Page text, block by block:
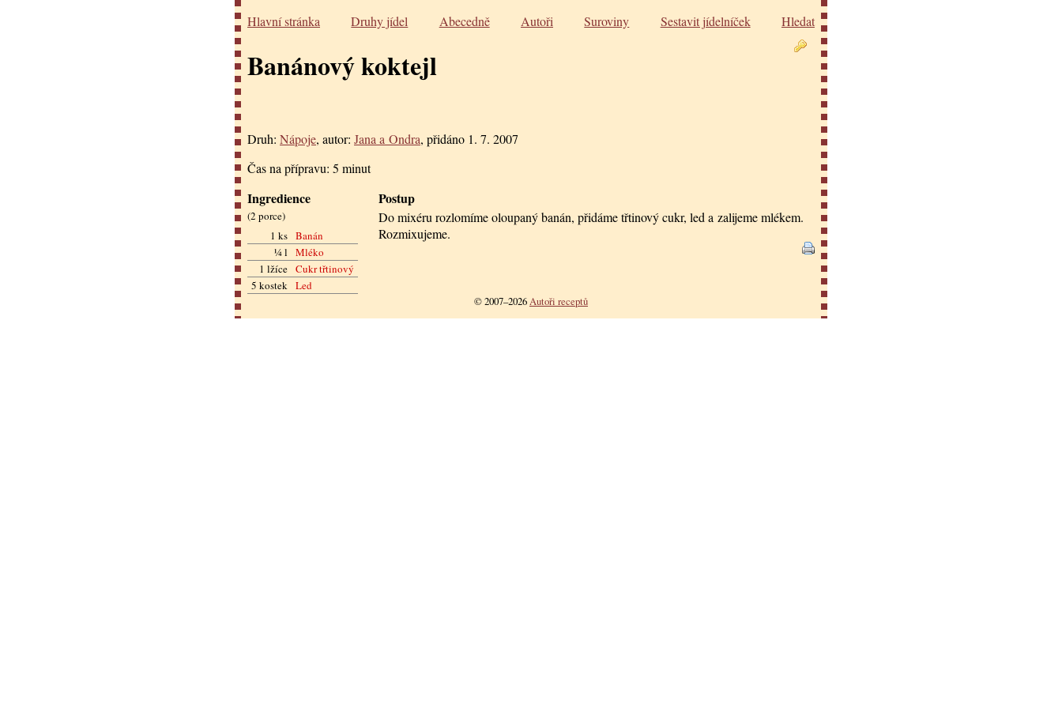
Hlavní stránka Druhy jídel Abecedně Autoři Suroviny Sestavit jídelníček Hledat
Banánový koktejl
Druh: Nápoje, autor: Jana a Ondra, přidáno 1. 7. 2007
Čas na přípravu: 5 minut
Ingredience
(2 porce)
1 ks Banán
¼ l
Mléko
1 lžíce Cukr třtinový
5 kostek Led
Postup
Do mixéru rozlomíme oloupaný banán, přidáme třtinový cukr, led a zalijeme mlékem.
Rozmixujeme.
© 2007–2026Autoři receptů